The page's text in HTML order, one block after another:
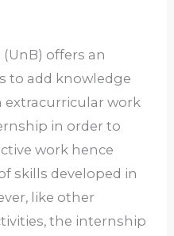
offers an
to add knowledge
work
in order to
work hence
skills developed in
like other
the internship